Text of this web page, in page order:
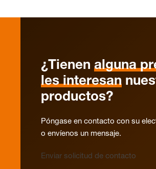
¿Tienen alguna
les interesan
productos?
Póngase en contacto con su
o envíenos un mensaje.
Enviar solicitud de contacto